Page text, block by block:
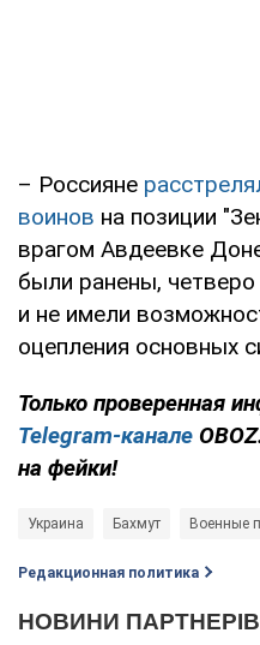
– Россияне
воинов на позиции
врагом Авдеевке
были ранены, четверо
и не имели
оцепления основных
Только проверенная
Telegram-канале
на фейки!
Украина Бахмут Военные
Редакционная политика